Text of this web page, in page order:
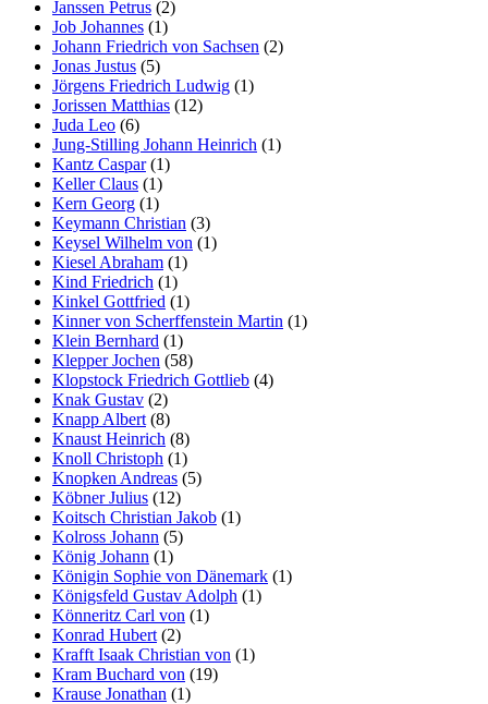
Janssen Petrus (2)
Job Johannes (1)
Johann Friedrich von Sachsen (2)
Jonas Justus (5)
Jörgens Friedrich Ludwig (1)
Jorissen Matthias (12)
Juda Leo (6)
Jung-Stilling Johann Heinrich (1)
Kantz Caspar(1)
Keller Claus (1)
Kern Georg (1)
Keymann Christian (3)
Keysel Wilhelm von (1)
Kiesel Abraham (1)
Kind Friedrich (1)
Kinkel Gottfried (1)
Kinner von Scherffenstein Martin (1)
Klein Bernhard (1)
Klepper Jochen (58)
Klopstock Friedrich Gottlieb (4)
Knak Gustav (2)
Knapp Albert (8)
Knaust Heinrich (8)
Knoll Christoph (1)
Knopken Andreas (5)
Köbner Julius (12)
Koitsch Christian Jakob (1)
Kolross Johann (5)
König Johann (1)
Königin Sophie von Dänemark (1)
Königsfeld Gustav Adolph (1)
Könneritz Carl von (1)
Konrad Hubert (2)
Krafft Isaak Christian von (1)
Kram Buchard von (19)
Krause Jonathan (1)